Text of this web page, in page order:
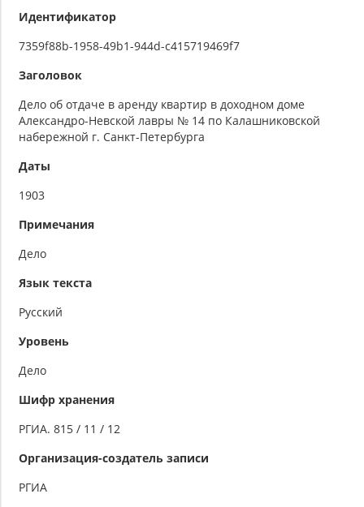
Идентификатор
7359f88b-1958-49b1-944d-c415719469f7
Заголовок
Дело об отдаче в аренду квартир в доходном доме
Александро-Невской лавры № 14 по Калашниковской
набережной г. Санкт-Петербурга
Даты
1903
Примечания
Дело
Язык текста
Русский
Уровень
Дело
Шифр хранения
РГИА. 815 / 11 / 12
Организация-создатель записи
РГИА